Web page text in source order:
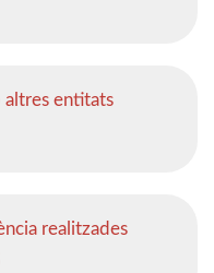
altres entitats
realitzades